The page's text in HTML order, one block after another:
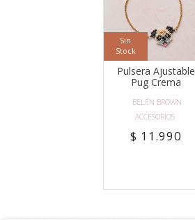
Sin
Stock
Pulsera Ajustable
Pug Crema
BELÉN BROWN
ACCESORIOS
$ 11.990